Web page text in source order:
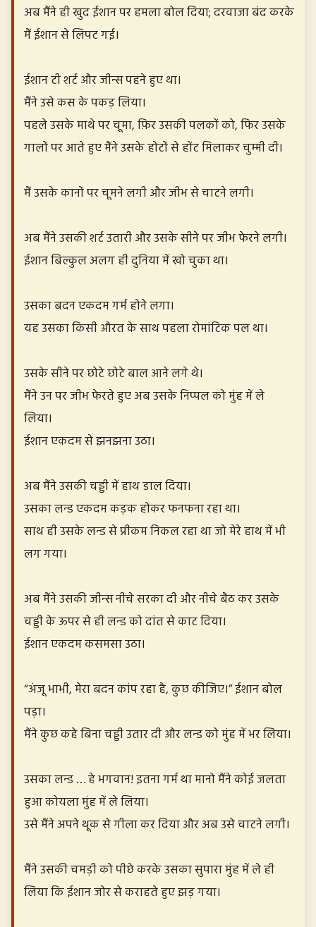
अब मैंने ही खुद ईशान पर हमला बोल दिया; दरवाजा बंद करके
मैं ईशान से लिपट गई।
ईशान टी शर्ट और जीन्स पहने हुए था।
मैंने उसे कस के पकड़ लिया।
पहले उसके माथे पर चूमा, फ़िर उसकी पलकों को, फिर उसके
गालों पर आते हुए मैंने उसके होटों से होंट मिलाकर चुम्मी दी।
मैं उसके कानों पर चूमने लगी और जीभ से चाटने लगी।
अब मैंने उसकी शर्ट उतारी और उसके सीने पर जीभ फेरने लगी।
ईशान बिल्कुल अलग ही दुनिया में खो चुका था।
उसका बदन एकदम गर्म होने लगा।
यह उसका किसी औरत के साथ पहला रोमांटिक पल था।
उसके सीने पर छोटे छोटे बाल आने लगे थे।
मैंने उन पर जीभ फेरते हुए अब उसके निप्पल को मुंह में ले
लिया।
ईशान एकदम से झनझना उठा।
अब मैंने उसकी चड्डी में हाथ डाल दिया।
उसका लन्ड एकदम कड़क होकर फनफना रहा था।
साथ ही उसके लन्ड से प्रीकम निकल रहा था जो मेरे हाथ में भी
लग गया।
अब मैंने उसकी जीन्स नीचे सरका दी और नीचे बैठ कर उसके
चड्डी के ऊपर से ही लन्ड को दांत से काट दिया।
ईशान एकदम कसमसा उठा।
“अंजू भाभी, मेरा बदन कांप रहा है, कुछ कीजिए।” ईशान बोल
पड़ा।
मैंने कुछ कहे बिना चड्डी उतार दी और लन्ड को मुंह में भर लिया।
उसका लन्ड … हे भगवान! इतना गर्म था मानो मैंने कोई जलता
हुआ कोयला मुंह में ले लिया।
उसे मैंने अपने थूक से गीला कर दिया और अब उसे चाटने लगी।
मैंने उसकी चमड़ी को पीछे करके उसका सुपारा मुंह में ले ही
लिया कि ईशान जोर से कराहते हुए झड़ गया।